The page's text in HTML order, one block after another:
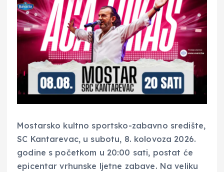
Mostarsko kultno sportsko-zabavno središte,
SC Kantarevac, u subotu, 8. kolovoza 2026.
godine s početkom u 20:00 sati, postat će
epicentar vrhunske ljetne zabave. Na veliku